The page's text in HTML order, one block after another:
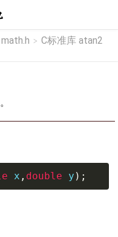
math.h > C标准库 atan2
x , double y ) ;